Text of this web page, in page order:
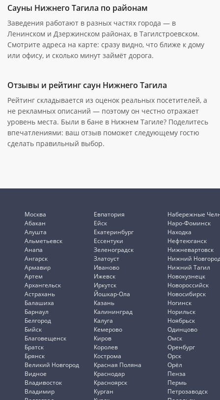
Сауны Нижнего Тагила по районам
Заведения работают в разных частях города — в
Ленинском и Дзержинском районах, в Тагилстроевском.
Смотрите адреса на карте: сразу видно, что ближе к дому
или офису, и сколько минут займёт дорога.
Отзывы и рейтинг саун Нижнего Тагила
Рейтинг складывается из оценок реальных посетителей, а
не рекламных описаний — поэтому он честно отражает
уровень места. Были в бане в Нижнем Тагиле? Поделитесь
впечатлениями: ваш отзыв поможет следующему гостю
сделать правильный выбор.
Москва
Абакан
Алушта
Альметьевск
Анапа
Ангарск
Армавир
Артем
Архангельск
Астрахань
Балашиха
Барнаул
Белгород
Бийск
Благовещенск
Братск
Брянск
Великий Новгород
Видное
Владивосток
Владимир
Евпатория
Ейск
Екатеринбург
Ессентуки
Зеленоградск
Златоуст
Иваново
Ижевск
Иркутск
Йошкар-Ола
Казань
Калининград
Калуга
Кемерово
Киров
Королев
Кострома
Красная Поляна
Краснодар
Красноярск
Курган
Набережные
Наро-Фоминск
Находка
Нефтеюганск
Нижневартовск
Нижний
Нижний Тагил
Новокузнецк
Новороссийск
Новосибирск
Ногинск
Норильск
Ноябрьск
Одинцово
Омск
Оренбург
Орск
Орёл
Пенза
Пермь
Петрозаводск